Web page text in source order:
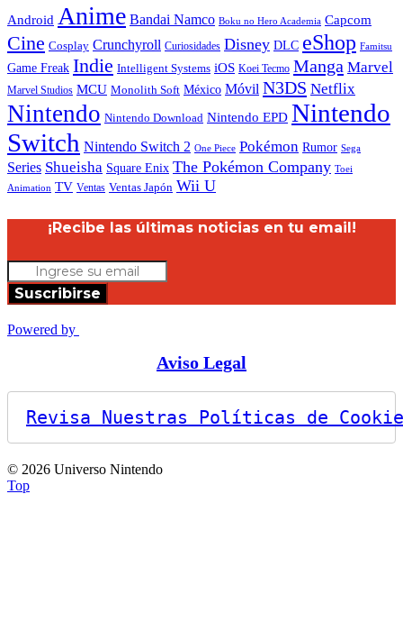
Android Anime Bandai Namco Boku no Hero Academia Capcom
Cine Cosplay Crunchyroll Curiosidades Disney DLC eShop Famitsu
Game Freak Indie Intelligent Systems iOS Koei Tecmo Manga Marvel
Marvel Studios MCU Monolith Soft México Móvil N3DS Netflix
Nintendo Nintendo Download Nintendo EPD Nintendo
Switch Nintendo Switch 2 One Piece Pokémon Rumor Sega
Series Shueisha Square Enix The Pokémon Company Toei
Animation TV Ventas Ventas Japón Wii U
¡Recibe las últimas noticias en tu email!
Suscribirse
Powered by
Aviso Legal
Revisa Nuestras Políticas de
© 2026 Universo Nintendo
Top